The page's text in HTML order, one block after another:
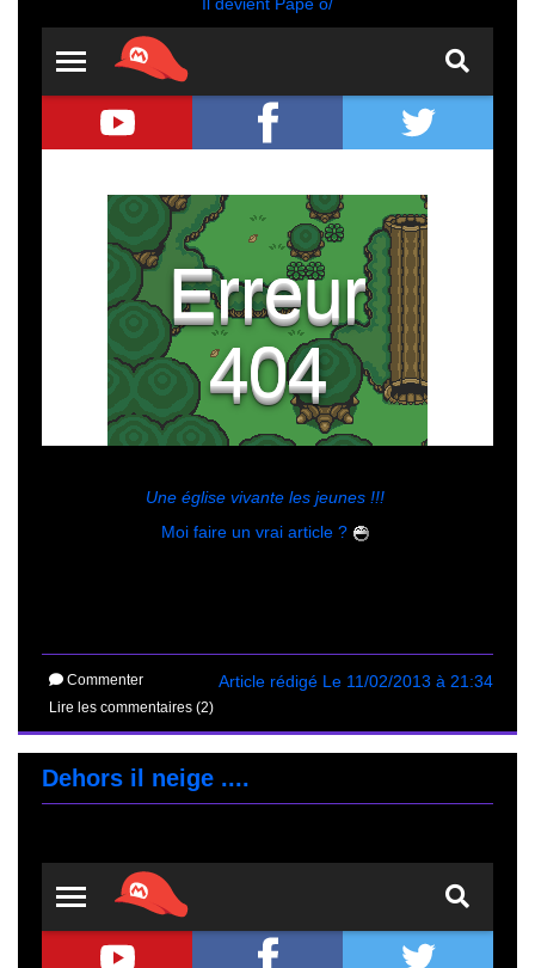
Il devient Pape o/
Une église vivante les jeunes !!!
Moi faire un vrai article ?
Article rédigé Le 11/02/2013 à 21:34
Commenter
Lire les commentaires (2)
Dehors il neige ....